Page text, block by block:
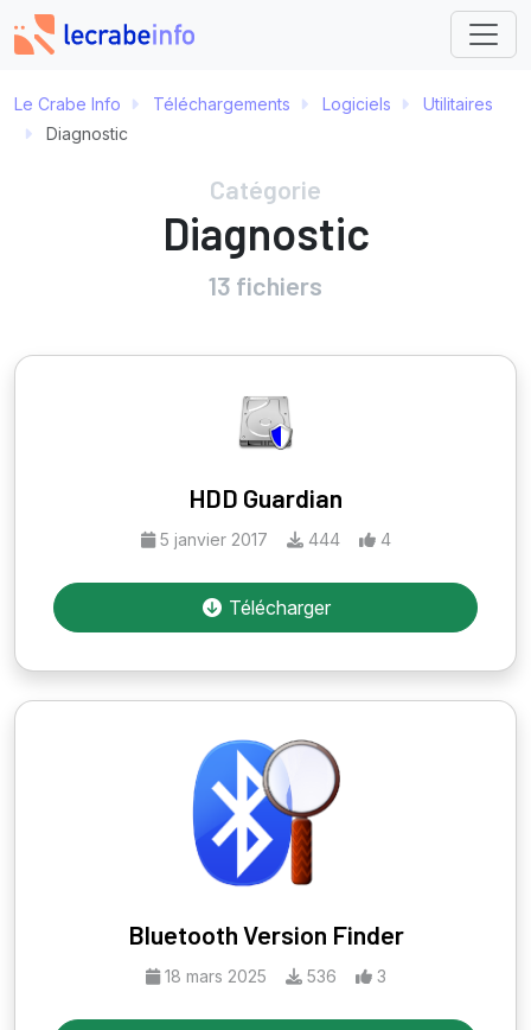
Le Crabe Info Téléchargements Logiciels
Utilitaires
Diagnostic
Catégorie
Diagnostic
13 fichiers
HDD Guardian
5 janvier 2017 444 4
Télécharger
Bluetooth Version Finder
18 mars 2025 536 3